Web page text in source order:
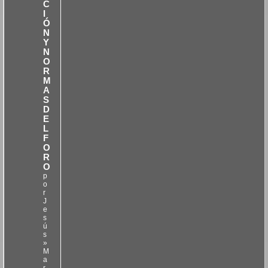
C
Ó
N
Y
N
O
R
M
A
S
D
E
L
F
O
R
O
p
o
r
J
e
s
ú
s
»
M
a